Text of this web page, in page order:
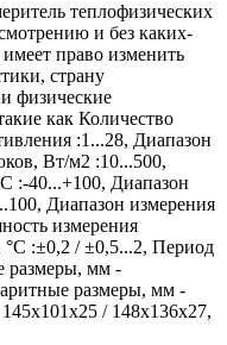
теплофизических
и без каких-
право изменить
страну
физические
как Количество
:1...28, Диапазон
Вт/м2 :10...500,
:-40...+100, Диапазон
, Диапазон измерения
измерения
°С :±0,2 / ±0,5...2, Период
размеры, мм -
размеры, мм -
/ 148х136х27,